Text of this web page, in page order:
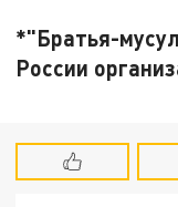
*"Братья-
России